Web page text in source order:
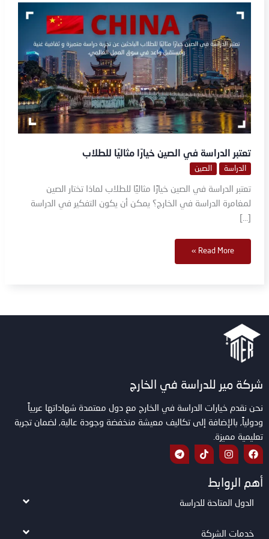
تعتبر الدراسة في الصين خيارًا مثاليًا للطلاب
الدراسة الصين
تعتبر الدراسة في الصين خيارًا مثاليًا للطلاب لماذا تختار الصين
لمغامرة الدراسة في الخارج؟ يمكن أن يكون التفكير في الدراسة
[…]
تعتبر
خيارًا
مثاليًا
للطلاب
Read More »
شركة مير للدراسة في الخارج
نحن نقدم خيارات الدراسة في الخارج مع دول معتمدة شهاداتها عربياً
ودولياً, بالإضافة إلى تكاليف معيشة منخفضة وجودة عالية, لضمان تجربة
تعليمية مميزة.
أهم الروابط
الدول المتاحة للدراسة
خدمات الشركة